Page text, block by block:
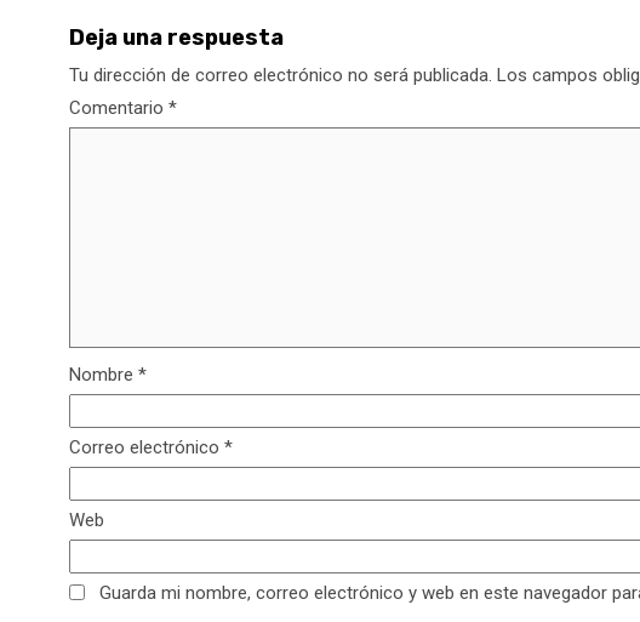
Deja una respuesta
Tu dirección de correo electrónico no será publicada. Los campos
Comentario *
Nombre *
Correo electrónico *
Web
Guarda mi nombre, correo electrónico y web en este navegador